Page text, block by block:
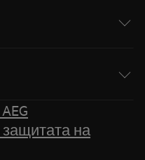
на